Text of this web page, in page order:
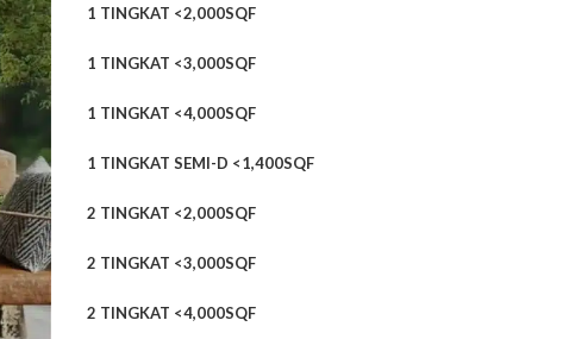
1 TINGKAT <2,000SQF
1 TINGKAT <3,000SQF
1 TINGKAT <4,000SQF
1 TINGKAT SEMI-D <1,400SQF
2 TINGKAT <2,000SQF
2 TINGKAT <3,000SQF
2 TINGKAT <4,000SQF